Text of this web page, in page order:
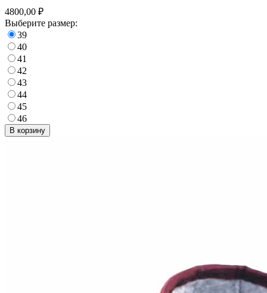
4800,00 ₽
Выберите размер:
39
40
41
42
43
44
45
46
В корзину